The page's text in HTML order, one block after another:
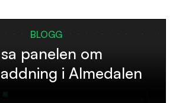
BLOGG
panelen om
i Almedalen